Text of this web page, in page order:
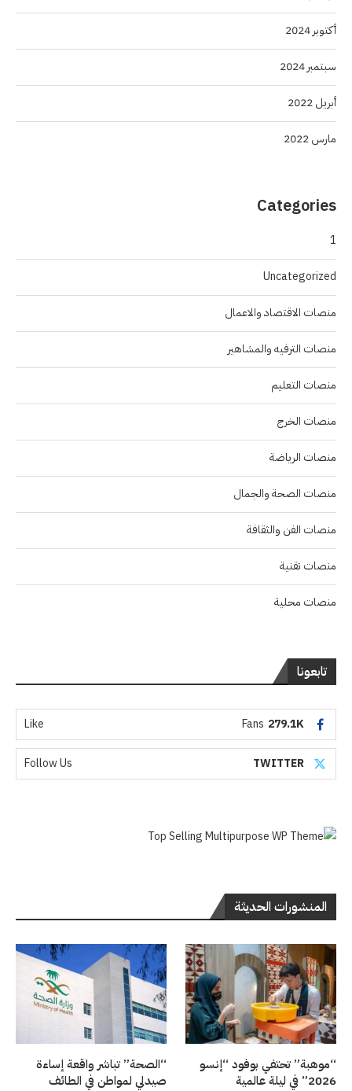
أكتوبر 2024
سبتمبر 2024
أبريل 2022
مارس 2022
Categories
1
Uncategorized
منصات الاقتصاد والاعمال
منصات الترفيه والمشاهير
منصات التعليم
منصات الخرج
منصات الرياضة
منصات الصحة والجمال
منصات الفن والثقافة
منصات تقنية
منصات محلية
تابعونا
279.1K
Fans
Like
TWITTER
Follow Us
المنشورات الحديثة
“موهبة” تحتفي بوفود “إنسو
2026” في ليلة عالمية
“الصحة” تباشر واقعة إساءة
صيدلي لمواطن في الطائف